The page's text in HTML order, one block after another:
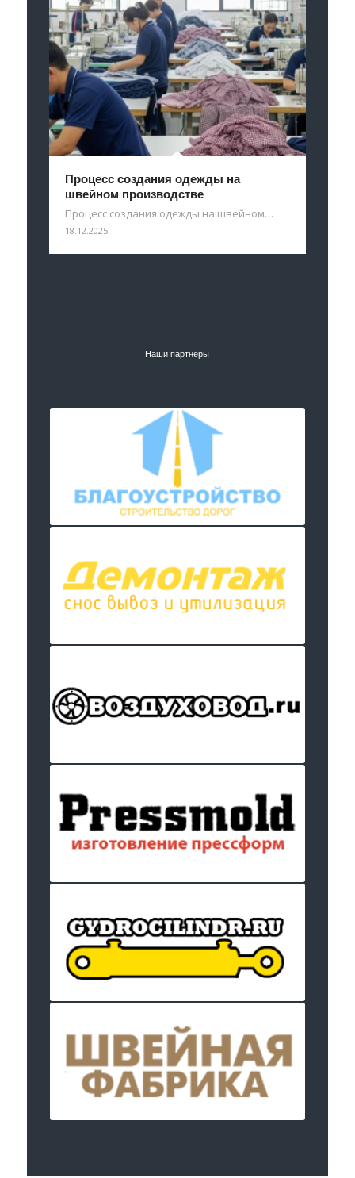
Процесс создания одежды на
швейном производстве
Процесс создания одежды на швейном…
18.12.2025
Наши партнеры